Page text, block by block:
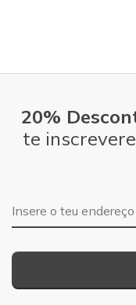
20%
te
Endereço de e-mail